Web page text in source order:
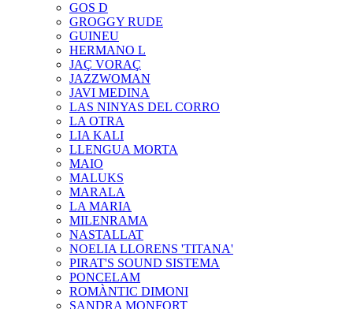
GOS D
GROGGY RUDE
GUINEU
HERMANO L
JAÇ VORAÇ
JAZZWOMAN
JAVI MEDINA
LAS NINYAS DEL CORRO
LA OTRA
LIA KALI
LLENGUA MORTA
MAIO
MALUKS
MARALA
LA MARIA
MILENRAMA
NASTALLAT
NOELIA LLORENS 'TITANA'
PIRAT'S SOUND SISTEMA
PONCELAM
ROMÀNTIC DIMONI
SANDRA MONFORT